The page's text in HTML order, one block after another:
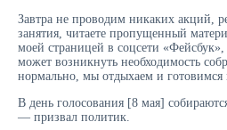
Завтра не проводим никаких акций,
занятия, читаете пропущенный
моей страницей в соцсети
может возникнуть необходимость
нормально, мы отдыхаем и готовимся
В день голосования [8 мая]
— призвал политик.